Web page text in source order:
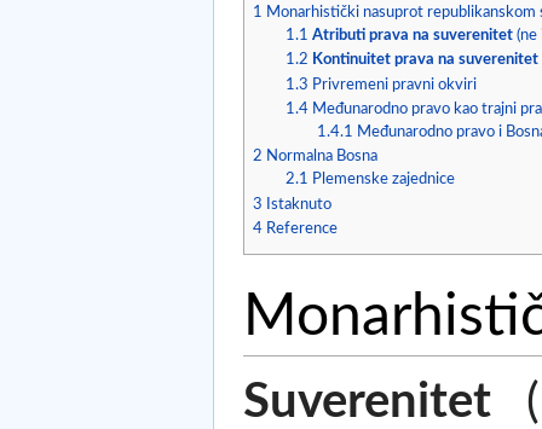
1 Monarhistički nasuprot
1.1 Atributi prava na suverenitet(ne
1.2 Kontinuitet prava na suverenitet
1.3 Privremeni pravni okviri
1.4 Međunarodno pravo kao trajni
1.4.1 Međunarodno pravo i
2 Normalna Bosna
2.1 Plemenske zajednice
3 Istaknuto
4 Reference
Suverenitet